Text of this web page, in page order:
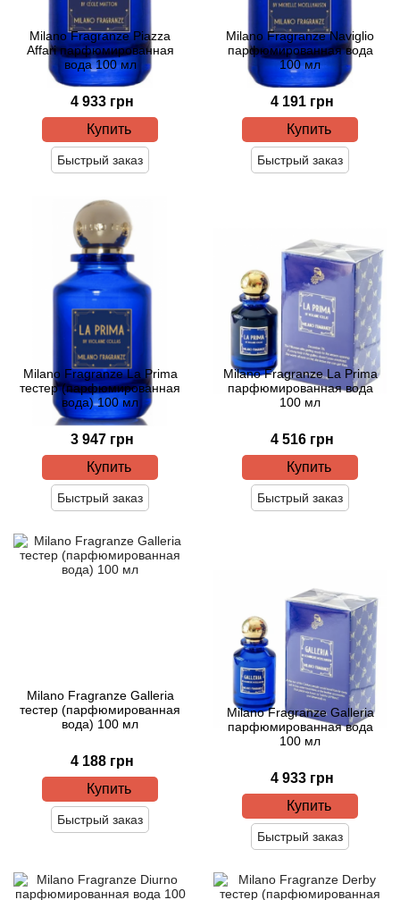
Milano Fragranze Piazza
Affari парфюмированная
вода 100 мл
4 933 грн
Купить
Быстрый заказ
Milano Fragranze Naviglio
парфюмированная вода
100 мл
4 191 грн
Купить
Быстрый заказ
Milano Fragranze La Prima
тестер (парфюмированная
вода) 100 мл
3 947 грн
Купить
Быстрый заказ
Milano Fragranze La Prima
парфюмированная вода
100 мл
4 516 грн
Купить
Быстрый заказ
Milano Fragranze Galleria
тестер (парфюмированная
вода) 100 мл
4 188 грн
Купить
Быстрый заказ
Milano Fragranze Galleria
парфюмированная вода
100 мл
4 933 грн
Купить
Быстрый заказ
Acqua di Parma
Acqua di Sardegna
Aedes de Venustas
Aerin Lauder
Affinessence
Afnan
Agatha Ruiz de la Prada
Agent Provocateur
Agonist
Aigner
Aj Arabia (Widian)
Alaia Paris
Alexander McQueen
Alexandre Barthet
Alfred Dunhill